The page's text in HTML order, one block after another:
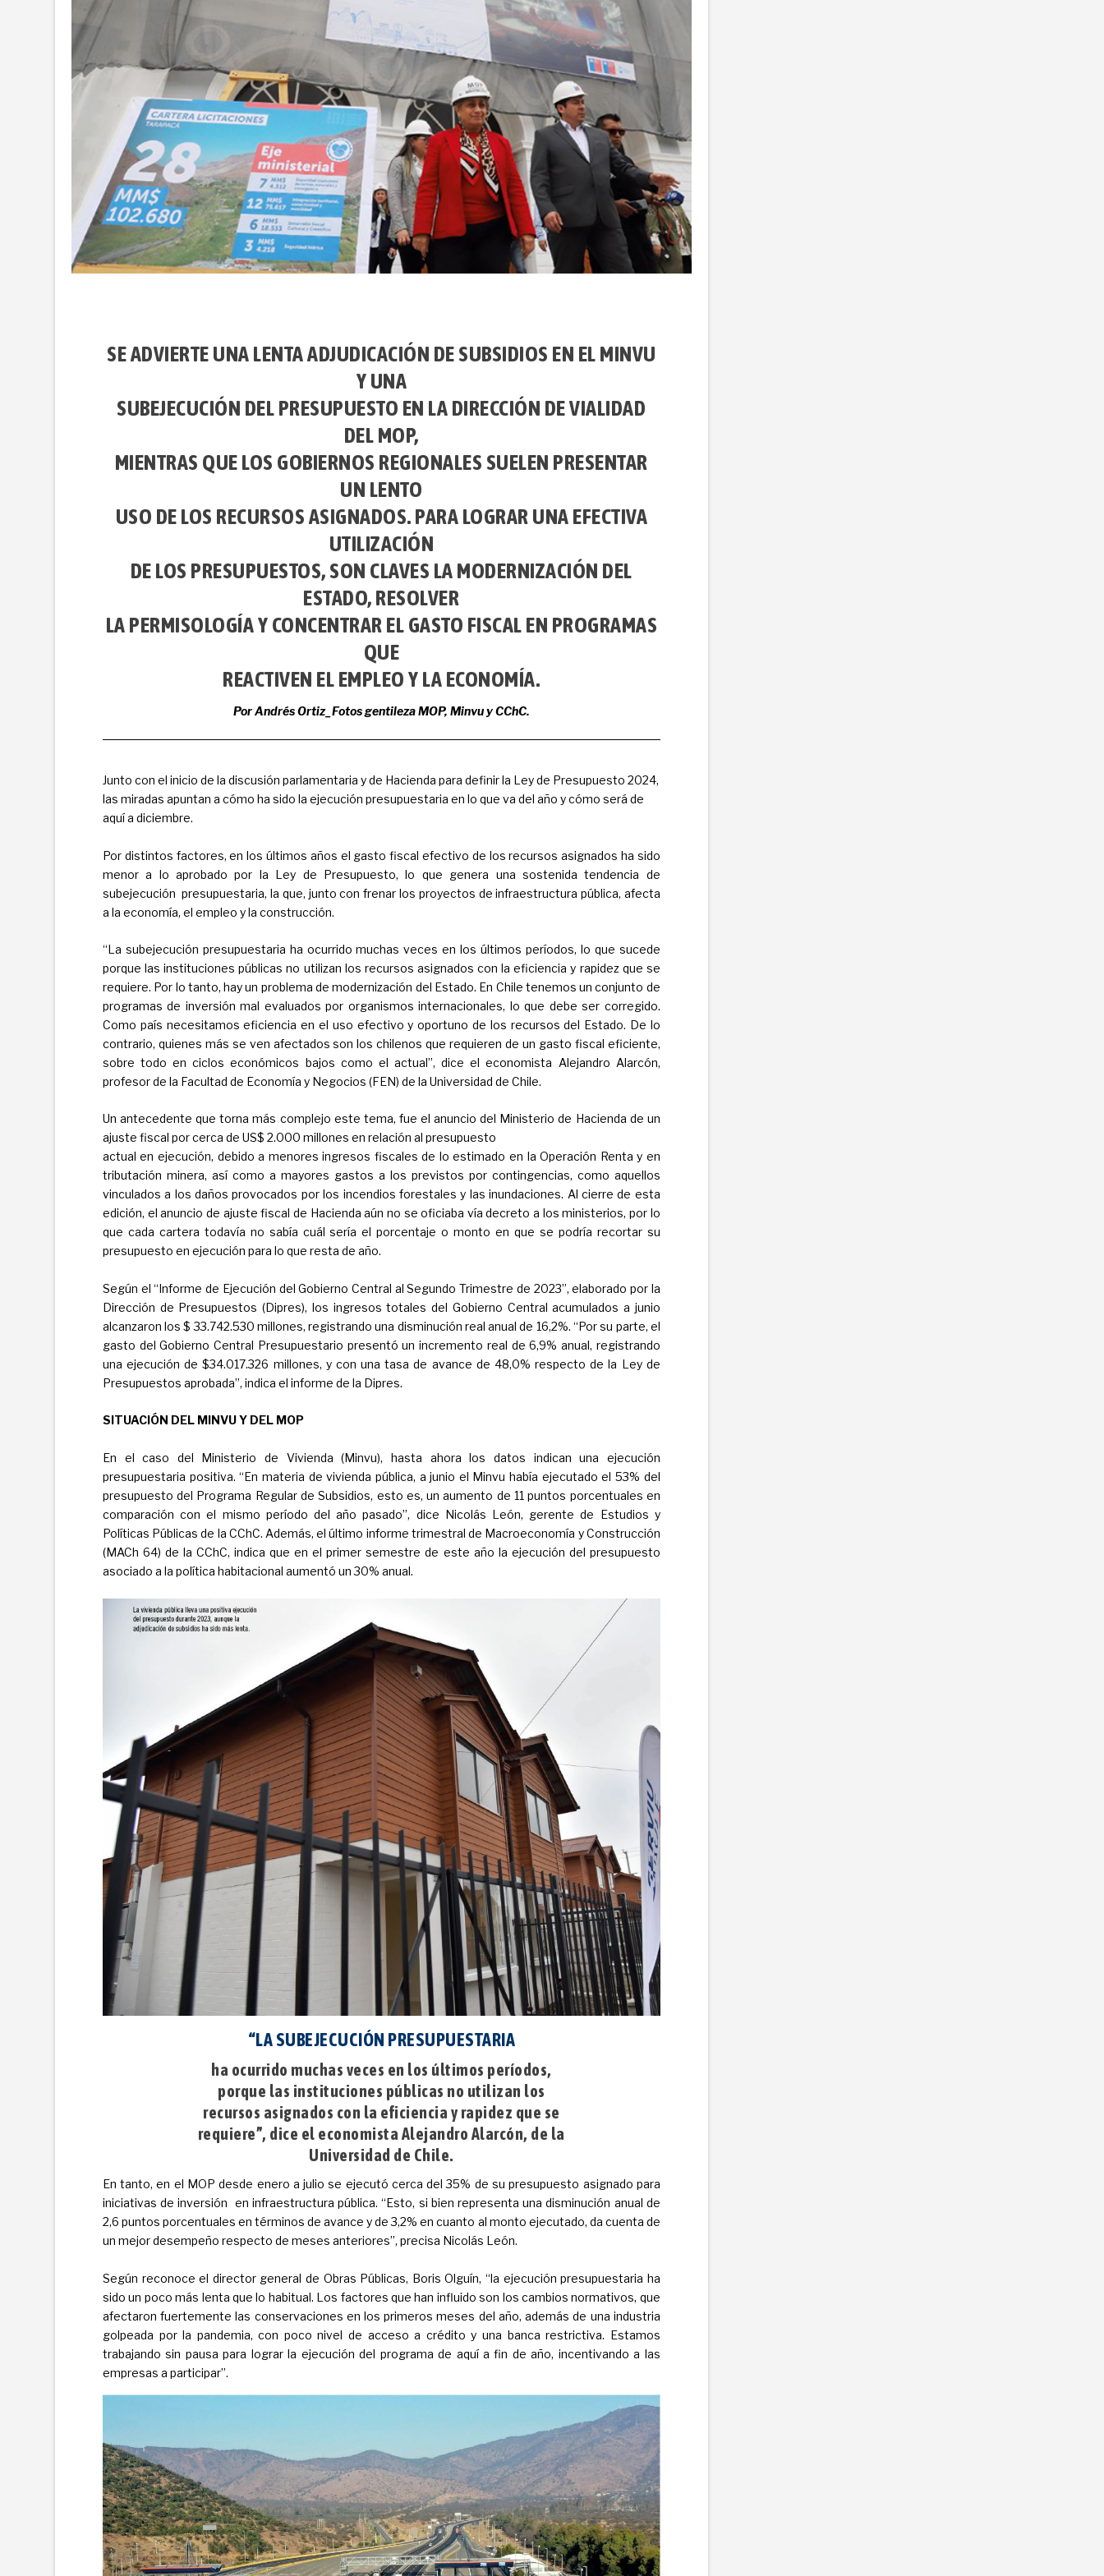
SE ADVIERTE UNA LENTA ADJUDICACIÓN DE SUBSIDIOS EN EL MINVU
Y UNA
SUBEJECUCIÓN DEL PRESUPUESTO EN LA DIRECCIÓN DE VIALIDAD
DEL MOP,
MIENTRAS QUE LOS GOBIERNOS REGIONALES SUELEN PRESENTAR
UN LENTO
USO DE LOS RECURSOS ASIGNADOS. PARA LOGRAR UNA EFECTIVA
UTILIZACIÓN
DE LOS PRESUPUESTOS, SON CLAVES LA MODERNIZACIÓN DEL
ESTADO, RESOLVER
LA PERMISOLOGÍA Y CONCENTRAR EL GASTO FISCAL EN PROGRAMAS
QUE
REACTIVEN EL EMPLEO Y LA ECONOMÍA.
Por Andrés Ortiz_Fotos gentileza MOP, Minvu y CChC.
Junto con el inicio de la discusión parlamentaria y de Hacienda para definir la Ley de Presupuesto 2024,
las miradas apuntan a cómo ha sido la ejecución presupuestaria en lo que va del año y cómo será de
aquí a diciembre.
Por distintos factores, en los últimos años el gasto fiscal efectivo de los recursos asignados ha sido
menor a lo aprobado por la Ley de Presupuesto, lo que genera una sostenida tendencia de
subejecución presupuestaria, la que, junto con frenar los proyectos de infraestructura pública, afecta
a la economía, el empleo y la construcción.
“La subejecución presupuestaria ha ocurrido muchas veces en los últimos períodos, lo que sucede
porque las instituciones públicas no utilizan los recursos asignados con la eficiencia y rapidez que se
requiere. Por lo tanto, hay un problema de modernización del Estado. En Chile tenemos un conjunto de
programas de inversión mal evaluados por organismos internacionales, lo que debe ser corregido.
Como país necesitamos eficiencia en el uso efectivo y oportuno de los recursos del Estado. De lo
contrario, quienes más se ven afectados son los chilenos que requieren de un gasto fiscal eficiente,
sobre todo en ciclos económicos bajos como el actual”, dice el economista Alejandro Alarcón,
profesor de la Facultad de Economía y Negocios (FEN) de la Universidad de Chile.
Un antecedente que torna más complejo este tema, fue el anuncio del Ministerio de Hacienda de un
ajuste fiscal por cerca de US$ 2.000 millones en relación al presupuesto
actual en ejecución, debido a menores ingresos fiscales de lo estimado en la Operación Renta y en
tributación minera, así como a mayores gastos a los previstos por contingencias, como aquellos
vinculados a los daños provocados por los incendios forestales y las inundaciones. Al cierre de esta
edición, el anuncio de ajuste fiscal de Hacienda aún no se oficiaba vía decreto a los ministerios, por lo
que cada cartera todavía no sabía cuál sería el porcentaje o monto en que se podría recortar su
presupuesto en ejecución para lo que resta de año.
Según el “Informe de Ejecución del Gobierno Central al Segundo Trimestre de 2023”, elaborado por la
Dirección de Presupuestos (Dipres), los ingresos totales del Gobierno Central acumulados a junio
alcanzaron los $ 33.742.530 millones, registrando una disminución real anual de 16,2%. “Por su parte, el
gasto del Gobierno Central Presupuestario presentó un incremento real de 6,9% anual, registrando
una ejecución de $34.017.326 millones, y con una tasa de avance de 48,0% respecto de la Ley de
Presupuestos aprobada”, indica el informe de la Dipres.
SITUACIÓN DEL MINVU Y DEL MOP
En el caso del Ministerio de Vivienda (Minvu), hasta ahora los datos indican una ejecución
presupuestaria positiva. “En materia de vivienda pública, a junio el Minvu había ejecutado el 53% del
presupuesto del Programa Regular de Subsidios, esto es, un aumento de 11 puntos porcentuales en
comparación con el mismo período del año pasado”, dice Nicolás León, gerente de Estudios y
Políticas Públicas de la CChC. Además, el último informe trimestral de Macroeconomía y Construcción
(MACh 64) de la CChC, indica que en el primer semestre de este año la ejecución del presupuesto
asociado a la política habitacional aumentó un 30% anual.
“LA SUBEJECUCIÓN PRESUPUESTARIA
ha ocurrido muchas veces en los últimos períodos,
porque las instituciones públicas no utilizan los
recursos asignados con la eficiencia y rapidez que se
requiere”, dice el economista Alejandro Alarcón, de la
Universidad de Chile.
En tanto, en el MOP desde enero a julio se ejecutó cerca del 35% de su presupuesto asignado para
iniciativas de inversión en infraestructura pública. “Esto, si bien representa una disminución anual de
2,6 puntos porcentuales en términos de avance y de 3,2% en cuanto al monto ejecutado, da cuenta de
un mejor desempeño respecto de meses anteriores”, precisa Nicolás León.
Según reconoce el director general de Obras Públicas, Boris Olguín, “la ejecución presupuestaria ha
sido un poco más lenta que lo habitual. Los factores que han influido son los cambios normativos, que
afectaron fuertemente las conservaciones en los primeros meses del año, además de una industria
golpeada por la pandemia, con poco nivel de acceso a crédito y una banca restrictiva. Estamos
trabajando sin pausa para lograr la ejecución del programa de aquí a fin de año, incentivando a las
empresas a participar”.